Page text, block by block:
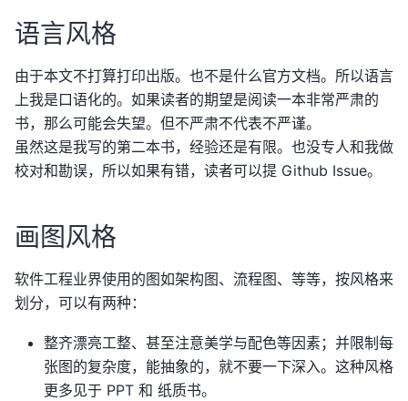
语言风格
由于本文不打算打印出版。也不是什么官方文档。所以语言
上我是口语化的。如果读者的期望是阅读一本非常严肃的
书，那么可能会失望。但不严肃不代表不严谨。
虽然这是我写的第二本书，经验还是有限。也没专人和我做
校对和勘误，所以如果有错，读者可以提 Github Issue。
画图风格
软件工程业界使用的图如架构图、流程图、等等，按风格来
划分，可以有两种：
整齐漂亮工整、甚至注意美学与配色等因素；并限制每
张图的复杂度，能抽象的，就不要一下深入。这种风格
更多见于 PPT 和 纸质书。